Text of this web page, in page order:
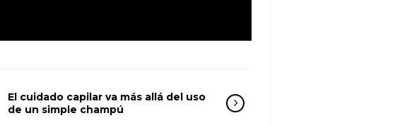
El cuidado capilar va más allá del uso
de un simple champú